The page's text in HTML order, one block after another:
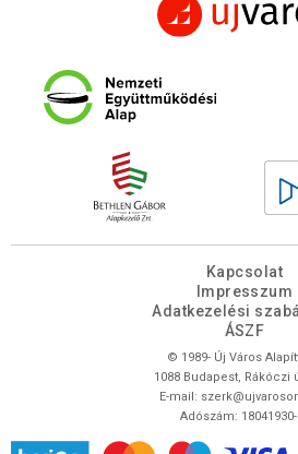
Kapcsolat
Impresszum
Adatkezelési
ÁSZF
© 1989- Új Város
1088 Budapest, Rákóczi
E-mail:
Adószám: 18041930-